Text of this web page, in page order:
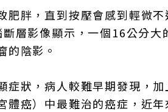
胖，直到按壓會感到輕微
層影像顯示，一個16公分大
的陰影。
狀，病人較難早期發現，
癌）中最難治的癌症，近